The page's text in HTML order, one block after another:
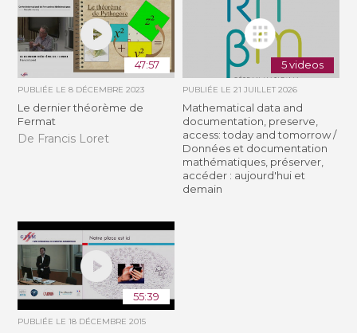
47:57
PUBLIÉE LE8 DÉCEMBRE 2023
Le dernier théorème de
Fermat
De Francis Loret
5 videos
PUBLIÉE LE 21 JUILLET 2026
Mathematical data and
documentation, preserve,
access: today and tomorrow /
Données et documentation
mathématiques, préserver,
accéder : aujourd'hui et
demain
55:39
PUBLIÉE LE18 DÉCEMBRE 2015